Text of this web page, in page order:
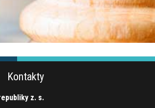
Kontakty
z. s.